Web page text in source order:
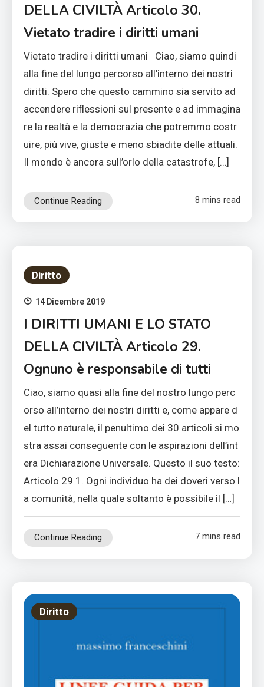
DELLA CIVILTÀ Articolo 30.
Vietato tradire i diritti umani
Vietato tradire i diritti umani Ciao, siamo quindi
alla fine del lungo percorso all’interno dei nostri
diritti. Spero che questo cammino sia servito ad
accendere riflessioni sul presente e ad immagina
re la realtà e la democrazia che potremmo costr
uire, più vive, giuste e meno sbiadite delle attuali.
Il mondo è ancora sull’orlo della catastrofe, […]
Continue Reading 8 mins read
Diritto
14 Dicembre 2019
I DIRITTI UMANI E LO STATO
DELLA CIVILTÀ Articolo 29.
Ognuno è responsabile di tutti
Ciao, siamo quasi alla fine del nostro lungo perc
orso all’interno dei nostri diritti e, come appare d
el tutto naturale, il penultimo dei 30 articoli si mo
stra assai conseguente con le aspirazioni dell’int
era Dichiarazione Universale. Questo il suo testo:
Articolo 29 1. Ogni individuo ha dei doveri verso l
a comunità, nella quale soltanto è possibile il […]
Continue Reading 7 mins read
Diritto